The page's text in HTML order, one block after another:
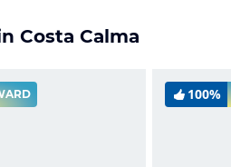
Costa Calma
100%